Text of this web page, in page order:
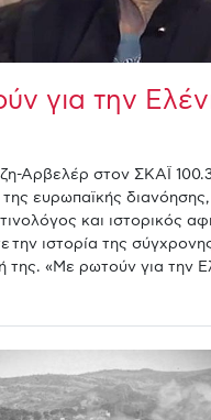
για την
Αρβελέρ στον ΣΚΑΪ
ευρωπαϊκής
και ιστορικός
την ιστορία της
της. «Με ρωτούν για την